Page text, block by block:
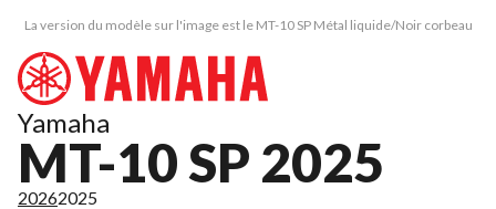
La version du modèle sur l'image est le MT-10 SP Métal liquide/Noir corbeau
Yamaha
MT-10 SP 2025
20262025